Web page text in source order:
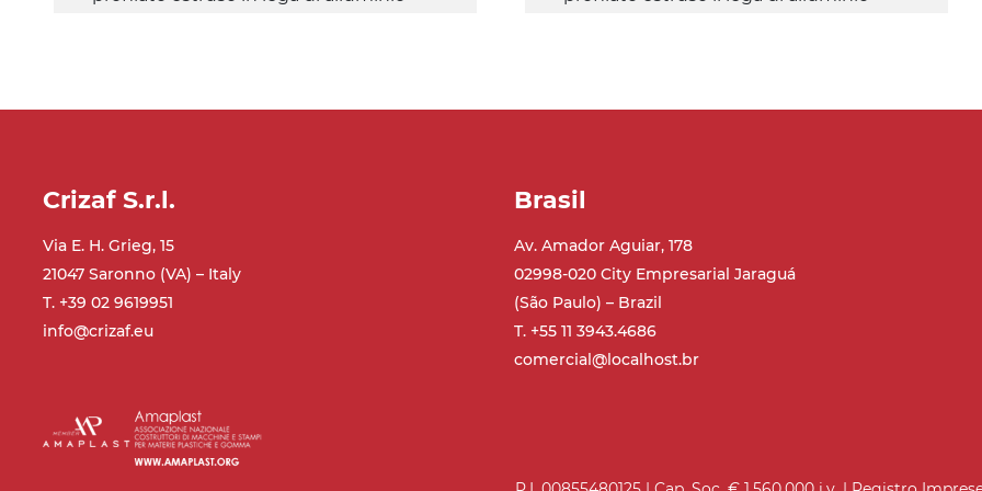
cannocchiali in lega di alluminio
PU superficie blue opaco RAL 5002
Trasmissione
diretta in traino (lato sinistro), motore
Velocità
profilato estruso in lega di alluminio
Supporti di sostegno
alluminio pressofuso, gambe in
tubolare in metallo zincato, ruote
pivottanti con/senza freno (2+2)
Tappeto
Trasmissione
Crizaf S.r.l.
Via E. H. Grieg, 15
21047 Saronno (VA) – Italy
T. +39 02 9619951
info@crizaf.eu
Brasil
Av. Amador Aguiar, 178
02998-020 City Empresarial Jaraguá
(São Paulo) – Brazil
T. +55 11 3943.4686
comercial@localhost.br